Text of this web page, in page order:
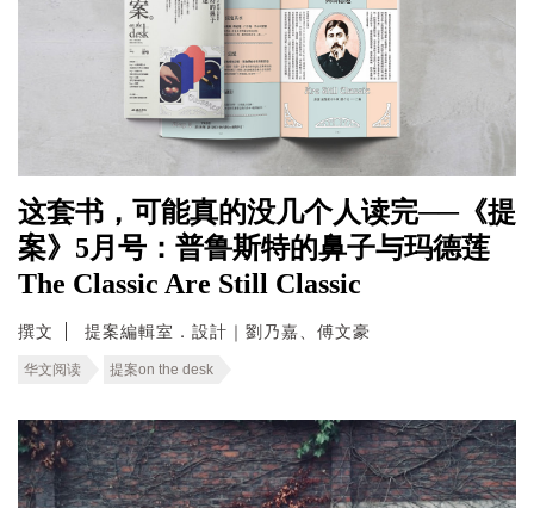
这套书，可能真的没几个人读完──《提
案》5月号：普鲁斯特的鼻子与玛德莲
The Classic Are Still Classic
撰文 提案編輯室．設計｜劉乃嘉、傅文豪
华文阅读 提案on the desk